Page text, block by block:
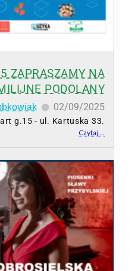
ZAPRASZAMY NA
PODOLANY
02/09/2025
g.15 - ul. Kartuska 33.
Czytaj ...